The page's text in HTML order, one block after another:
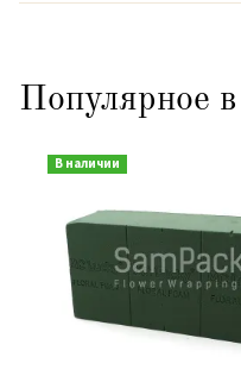
Популярное в
В наличии